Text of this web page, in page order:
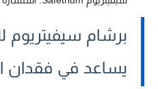
برشام
يساعد في فقدان